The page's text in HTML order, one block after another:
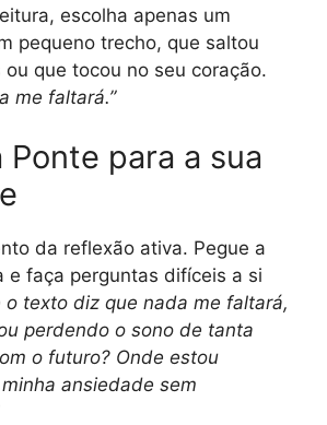
escolha apenas um
pequeno trecho, que saltou
ou que tocou no seu coração.
me faltará.”
Ponte para a sua
da reflexão ativa. Pegue a
e faça perguntas difíceis a si
o texto diz que nada me faltará,
perdendo o sono de tanta
o futuro? Onde estou
ansiedade sem